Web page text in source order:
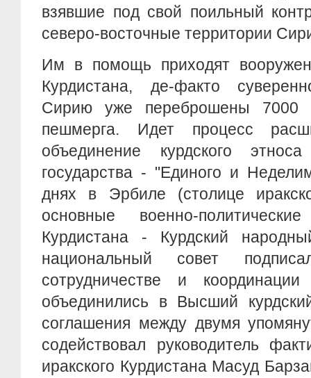
взявшие под свой поильный
северо-восточные территории
Им в помощь приходят
Курдистана, де-факто
Сирию уже переброшены 7000
пешмерга. Идет процесс
объединение курдского
государства - "Единого и
днях в Эрбиле (столице
основные военно-
Курдистана - Курдский
национальный совет
сотрудничестве и
объединились в Высший
соглашения между двумя
содействовал руководитель
иракского Курдистана Масуд